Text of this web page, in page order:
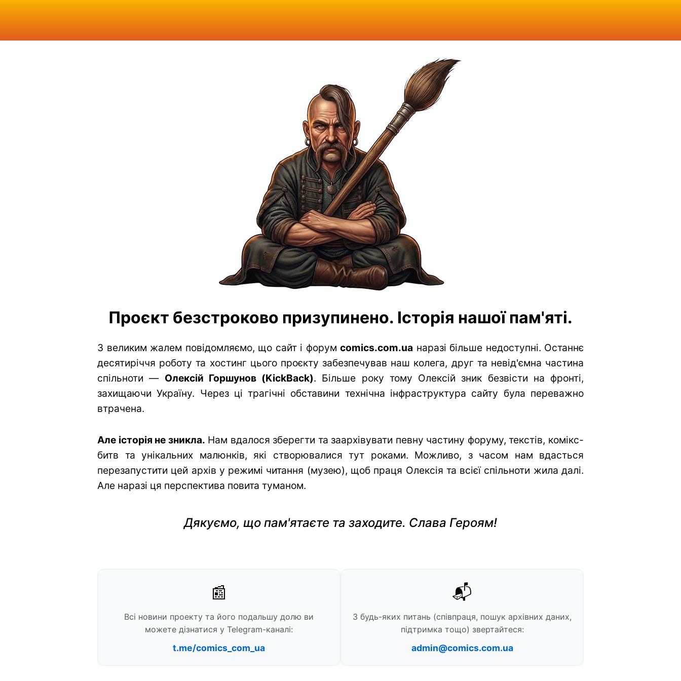
Проєкт безстроково призупинено. Історія нашої пам'яті.
З великим жалем повідомляємо, що сайт і форум comics.com.ua наразі більше недоступні. Останнє
десятиріччя роботу та хостинг цього проєкту забезпечував наш колега, друг та невід'ємна частина
спільноти — Олексій Горшунов (KickBack). Більше року тому Олексій зник безвісти на фронті,
захищаючи Україну. Через ці трагічні обставини технічна інфраструктура сайту була переважно
втрачена.
Але історія не зникла. Нам вдалося зберегти та заархівувати певну частину форуму, текстів, комікс-
битв та унікальних малюнків, які створювалися тут роками. Можливо, з часом нам вдасться
перезапустити цей архів у режимі читання (музею), щоб праця Олексія та всієї спільноти жила далі.
Але наразі ця перспектива повита туманом.
Дякуємо, що пам'ятаєте та заходите. Слава Героям!
📰
Всі новини проекту та його подальшу долю ви
можете дізнатися у Telegram-каналі:
t.me/comics_com_ua
📬
З будь-яких питань (співпраця, пошук архівних даних,
підтримка тощо) звертайтеся:
admin@comics.com.ua